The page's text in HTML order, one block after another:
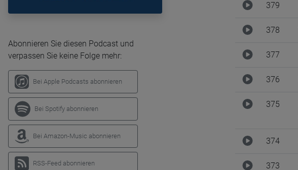
Abonnieren Sie diesen Podcast und
verpassen Sie keine Folge mehr:
Bei Apple Podcasts abonnieren
Bei Spotify abonnieren
Bei Amazon-Music abonnieren
RSS-Feed abonnieren
379
378
377
376
375
374
373